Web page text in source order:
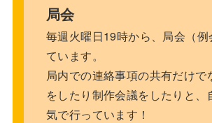
局会
毎週火曜日19時から、局会（例
ています。
局内での連絡事項の共有だけで
をしたり制作会議をしたりと、
気で行っています！